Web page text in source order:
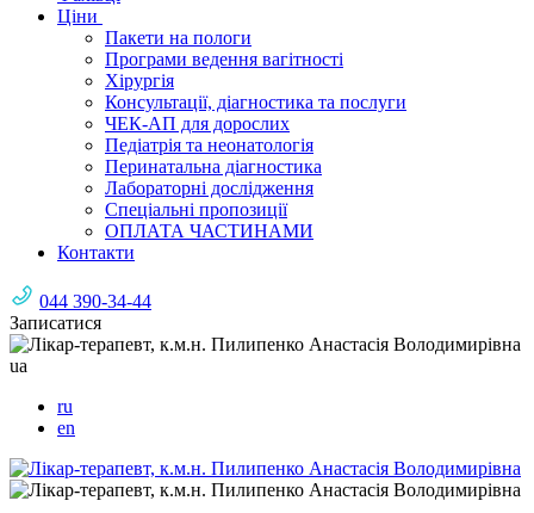
Ціни
Пакети на пологи
Програми ведення вагітності
Хірургія
Консультації, діагностика та послуги
ЧЕК-АП для дорослих
Педіатрія та неонатологія
Перинатальна діагностика
Лабораторні дослідження
Спеціальні пропозиції
ОПЛАТА ЧАСТИНАМИ
Контакти
044 390-34-44
Записатися
ua
ru
en